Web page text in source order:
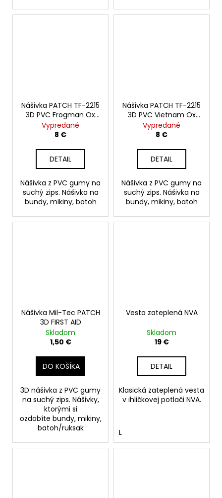
Nášivka PATCH TF-2215
3D PVC Frogman Ox
No.5
Vypredané
8 €
DETAIL
Nášivka z PVC gumy na
suchý zips. Nášivka na
bundy, mikiny, batoh
Nášivka PATCH TF-2215
3D PVC Vietnam Ox
No.4
Vypredané
8 €
DETAIL
Nášivka z PVC gumy na
suchý zips. Nášivka na
bundy, mikiny, batoh
Nášivka Mil-Tec PATCH
3D FIRST AID
Skladom
1,50 €
DO KOŠÍKA
3D nášivka z PVC gumy
na suchý zips. Nášivky,
ktorými si
ozdobíte bundy, mikiny,
batoh/ruksak
Vesta zateplená NVA
Skladom
19 €
DETAIL
Klasická zateplená vesta
v ihličkovej potlači NVA.
L